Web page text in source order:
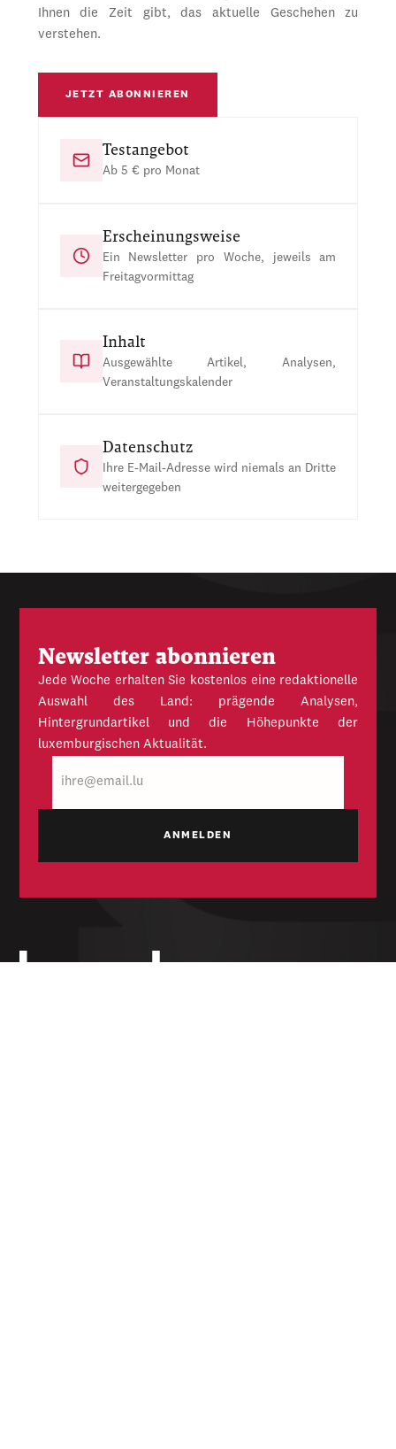
Ihnen die Zeit gibt, das aktuelle Geschehen zu
verstehen.
JETZT ABONNIEREN
Testangebot
Ab 5 € pro Monat
Erscheinungsweise
Ein Newsletter pro Woche, jeweils am
Freitagvormittag
Inhalt
Ausgewählte Artikel, Analysen,
Veranstaltungskalender
Datenschutz
Ihre E-Mail-Adresse wird niemals an Dritte
weitergegeben
Newsletter abonnieren
Jede Woche erhalten Sie kostenlos eine redaktionelle
Auswahl des Land: prägende Analysen,
Hintergrundartikel und die Höhepunkte der
luxemburgischen Aktualität.
Mail